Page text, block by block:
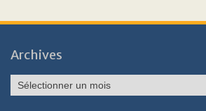
Archives
Archives